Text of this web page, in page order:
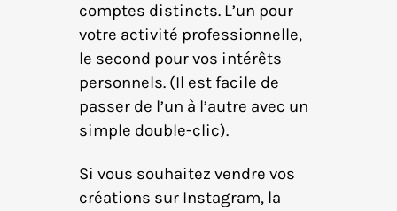
comptes distincts. L’un pour
votre activité professionnelle,
le second pour vos intérêts
personnels. (Il est facile de
passer de l’un à l’autre avec un
simple double-clic).
Si vous souhaitez vendre vos
créations sur Instagram, la